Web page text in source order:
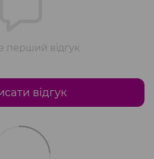
перший відгук
відгук